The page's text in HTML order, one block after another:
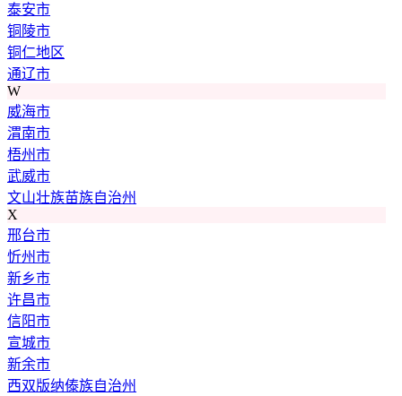
泰安市
铜陵市
铜仁地区
通辽市
W
威海市
渭南市
梧州市
武威市
文山壮族苗族自治州
X
邢台市
忻州市
新乡市
许昌市
信阳市
宣城市
新余市
西双版纳傣族自治州